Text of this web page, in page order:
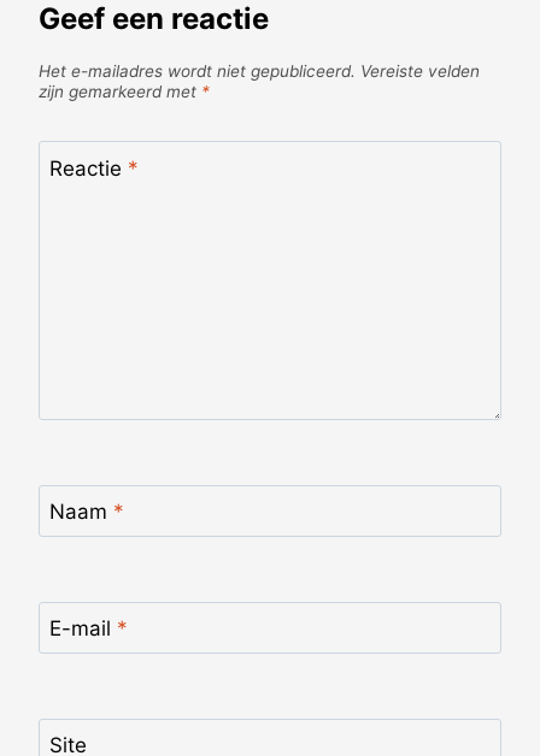
Geef een reactie
Het e-mailadres wordt niet gepubliceerd. Vereiste velden
zijn gemarkeerd met *
Reactie *
Naam *
E-mail *
Site